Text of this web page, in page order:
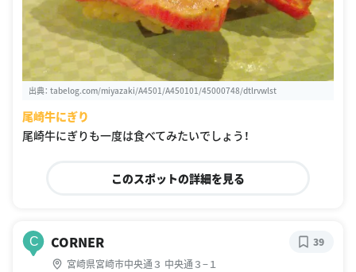
出典： tabelog.com/miyazaki/A4501/A450101/45000748/dtlrvwlst
尾崎牛にぎり
尾崎牛にぎりも一度は食べてみたいでしょう！
このスポットの詳細を見る
C CORNER
宮崎県宮崎市中央通３ 中央通３−１
39